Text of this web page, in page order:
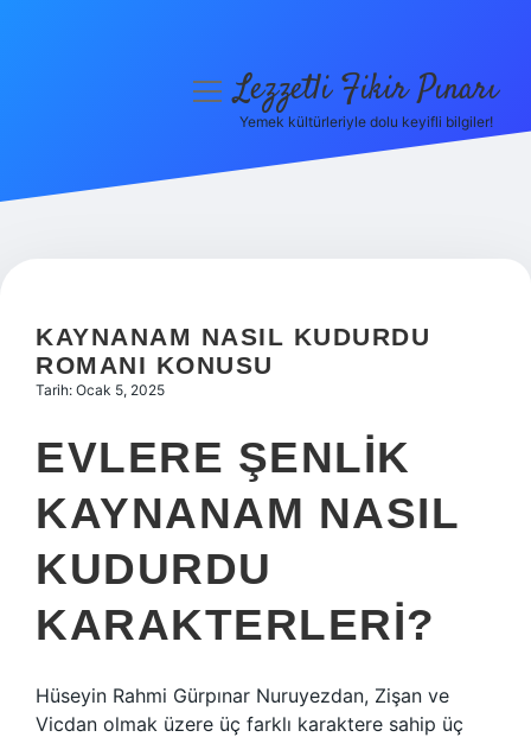
Hakkımızda
menüyüLezzetli Fikir Pınarı
Yemek kültürleriyle dolu keyifli bilgiler!
KAYNANAM NASIL KUDURDU
ROMANI KONUSU
Tarih: Ocak 5, 2025
EVLERE ŞENLIK
KAYNANAM NASIL
KUDURDU
KARAKTERLERI?
Hüseyin Rahmi Gürpınar Nuruyezdan, Zişan ve
Vicdan olmak üzere üç farklı karaktere sahip üç